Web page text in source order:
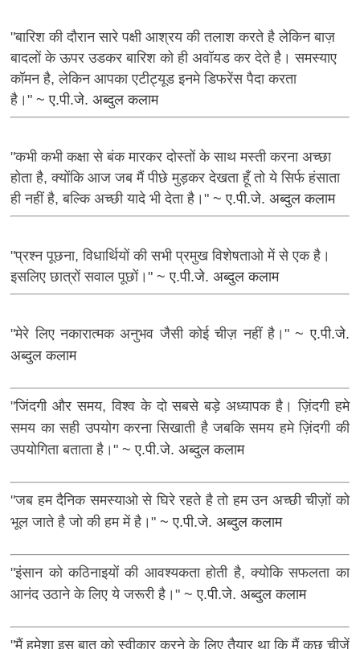
"बारिश की दौरान सारे पक्षी आश्रय की तलाश करते है लेकिन बाज़
बादलों के ऊपर उडकर बारिश को ही अवॉयड कर देते है। समस्याए
कॉमन है, लेकिन आपका एटीट्यूड इनमे डिफरेंस पैदा करता
है।"~ ए.पी.जे. अब्दुल कलाम
"कभी कभी कक्षा से बंक मारकर दोस्तों के साथ मस्ती करना अच्छा
होता है, क्योंकि आज जब मैं पीछे मुड़कर देखता हूँ तो ये सिर्फ हंसाता
ही नहीं है, बल्कि अच्छी यादे भी देता है।"~ ए.पी.जे. अब्दुल कलाम
"प्रश्न पूछना, विधार्थियों की सभी प्रमुख विशेषताओ में से एक है।
इसलिए छात्रों सवाल पूछों।"~ ए.पी.जे. अब्दुल कलाम
"मेरे लिए नकारात्मक अनुभव जैसी कोई चीज़ नहीं है।"~ ए.पी.जे.
अब्दुल कलाम
"जिंदगी और समय, विश्व के दो सबसे बड़े अध्यापक है। ज़िंदगी हमे
समय का सही उपयोग करना सिखाती है जबकि समय हमे ज़िंदगी की
उपयोगिता बताता है।"~ ए.पी.जे. अब्दुल कलाम
"जब हम दैनिक समस्याओ से घिरे रहते है तो हम उन अच्छी चीज़ों को
भूल जाते है जो की हम में है।"~ ए.पी.जे. अब्दुल कलाम
"इंसान को कठिनाइयों की आवश्यकता होती है, क्योकि सफलता का
आनंद उठाने के लिए ये जरूरी है।"~ ए.पी.जे. अब्दुल कलाम
"मैं हमेशा इस बात को स्वीकार करने के लिए तैयार था कि मैं कुछ चीजें